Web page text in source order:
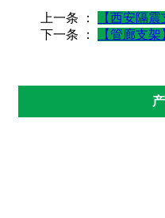
上一条 ：
【西安隔
下一条 ：
【管廊支